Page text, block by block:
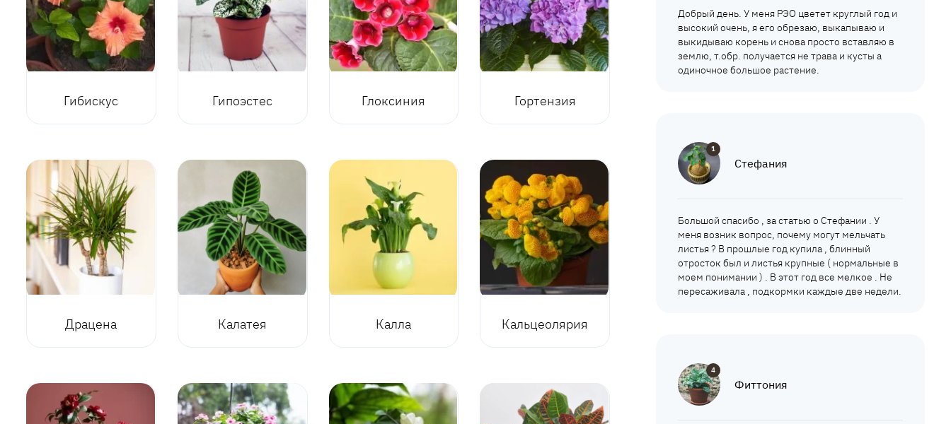
Гибискус Гипоэстес Глоксиния Гортензия
Драцена Калатея Калла Кальцеолярия
Добрый день. У меня РЭО цветет круглый год и
высокий очень, я его обрезаю, выкапываю и
выкидываю корень и снова просто вставляю в
землю, т.обр. получается не трава и кусты а
одиночное большое растение.
1
Стефания
Большой спасибо , за статью о Стефании . У
меня возник вопрос, почему могут мельчать
листья ? В прошлые год купила , блинный
отросток был и листья крупные ( нормальные в
моем понимании ) . В этот год все мелкое . Не
пересаживала , подкормки каждые две недели.
4
Фиттония